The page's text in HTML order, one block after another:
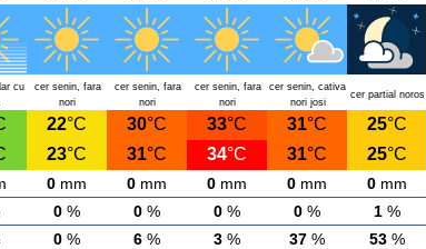
cu
cer senin, fara
nori
cer senin, fara
nori
cer senin, fara
nori
cer senin, cativa
nori josi
cer partial noros
22°C 30°C 33°C 31°C 25°C
23°C 31°C 34°C 31°C 25°C
0mm 0mm 0mm 0mm 0mm
0% 0% 0% 0% 1%
0% 6% 3% 37% 53%